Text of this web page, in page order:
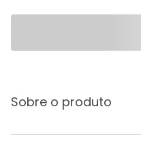
Sobre o produto